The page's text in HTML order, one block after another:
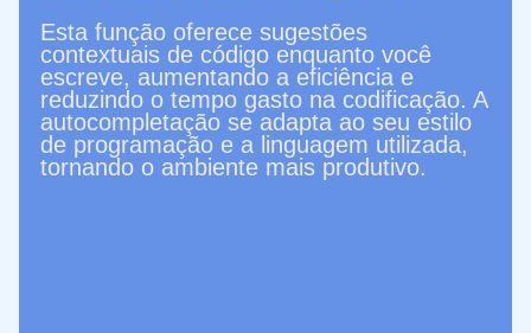
Esta função oferece sugestões
contextuais de código enquanto você
escreve, aumentando a eficiência e
reduzindo o tempo gasto na codificação. A
autocompletação se adapta ao seu estilo
de programação e a linguagem utilizada,
tornando o ambiente mais produtivo.